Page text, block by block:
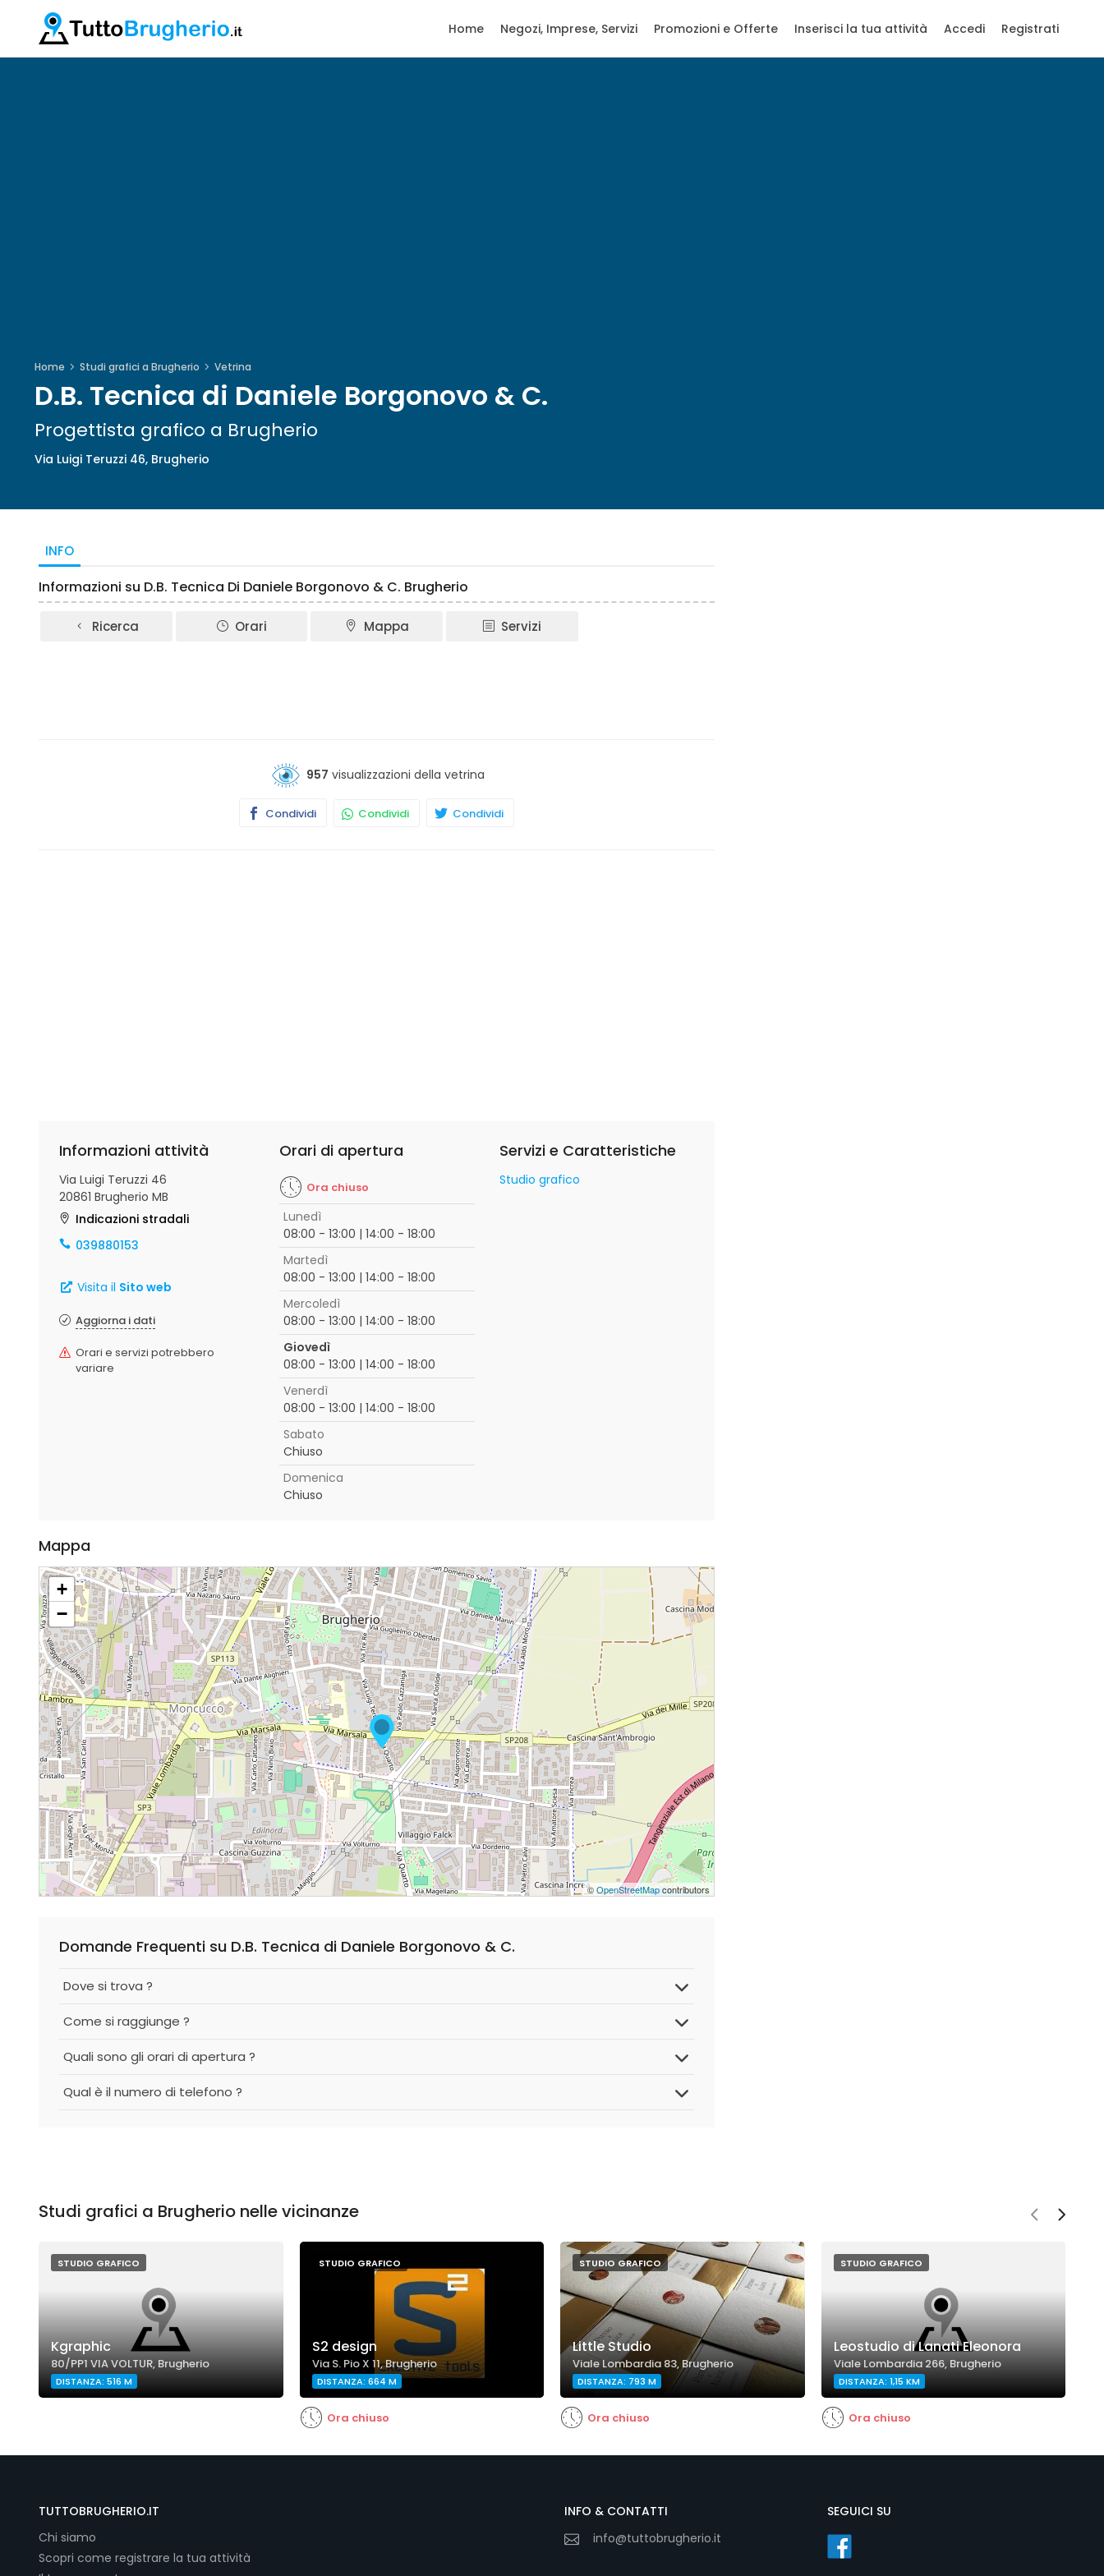
Home Negozi, Imprese, Servizi Promozioni e Offerte Inserisci la tua attività Accedi Registrati
Home Studi grafici a Brugherio Vetrina
D.B. Tecnica di Daniele Borgonovo & C.
Progettista grafico a Brugherio
Via Luigi Teruzzi 46, Brugherio
INFO
Informazioni su D.B. Tecnica Di Daniele Borgonovo & C. Brugherio
Ricerca Orari Mappa Servizi
957 visualizzazioni della vetrina
Condividi Condividi Condividi
Informazioni attività
Via Luigi Teruzzi 46
20861 Brugherio MB
Indicazioni stradali
039880153
Visita il Sito web
Aggiorna i dati
Orari e servizi potrebbero
variare
Orari di apertura
Ora chiuso
Lunedì
08:00 - 13:00 | 14:00 - 18:00
Martedì
08:00 - 13:00 | 14:00 - 18:00
Mercoledì
08:00 - 13:00 | 14:00 - 18:00
Giovedì
08:00 - 13:00 | 14:00 - 18:00
Venerdì
08:00 - 13:00 | 14:00 - 18:00
Sabato
Chiuso
Domenica
Chiuso
Servizi e Caratteristiche
Studio grafico
Mappa
+
−
©OpenStreetMapcontributors
Domande Frequenti su D.B. Tecnica di Daniele Borgonovo & C.
Dove si trova ?
Come si raggiunge ?
Quali sono gli orari di apertura ?
Qual è il numero di telefono ?
Studi grafici a Brugherio nelle vicinanze
STUDIO GRAFICO
Kgraphic
80/PP1 VIA VOLTUR, Brugherio
DISTANZA: 516 M
STUDIO GRAFICO
S2 design
Via S. Pio X 11, Brugherio
DISTANZA: 664 M
Ora chiuso
STUDIO GRAFICO
Little Studio
Viale Lombardia 83, Brugherio
DISTANZA: 793 M
Ora chiuso
STUDIO GRAFICO
Leostudio di Lanati Eleonora
Viale Lombardia 266, Brugherio
DISTANZA: 1,15 KM
Ora chiuso
TUTTOBRUGHERIO.IT
Chi siamo
Scopri come registrare la tua attività
INFO & CONTATTI
info@tuttobrugherio.it
SEGUICI SU